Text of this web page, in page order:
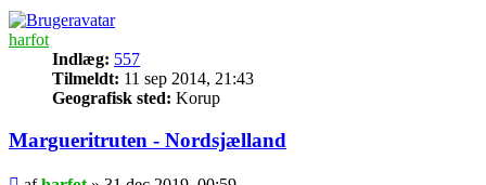
harfot
Indlæg: 557
Tilmeldt: 11 sep 2014, 21:43
Geografisk sted: Korup
Margueritruten - Nordsjælland
Indlæg